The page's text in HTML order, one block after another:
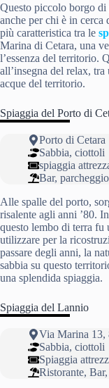
Questo piccolo borgo
anche per chi è in cerca
più caratteristica tra le
Marina di Cetara, una
l’essenza del territorio.
all’insegna del relax,
acque del territorio.
Spiaggia del Porto di
Porto di Cetara
Sabbia, ciottoli
spiaggia
Bar, parcheggio
Alle spalle del porto,
risalente agli anni ’80.
questo lembo di terra fu
utilizzare per la
passare degli anni, la
sabbia su questo
una splendida spiaggia.
Spiaggia del Lannio
Via Marina 13,
Sabbia, ciottoli
Spiaggia
Ristorante,